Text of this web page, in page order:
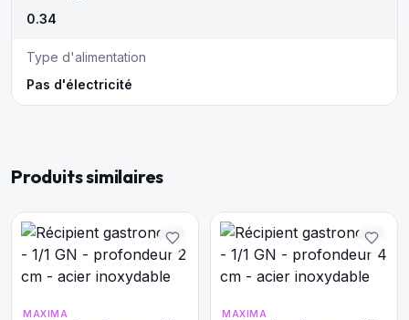
0.34
Type d'alimentation
Pas d'électricité
Produits similaires
MAXIMA MAXIMA